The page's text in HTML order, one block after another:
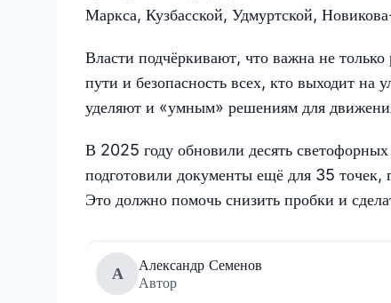
Маркса, Кузбасской, Удмуртской,
Власти подчёркивают, что важна не
пути и безопасность всех, кто выходит
уделяют и «умным» решениям для
В 2025 году обновили десять
подготовили документы ещё для 35
Это должно помочь снизить пробки и
А
Александр Семенов
Автор